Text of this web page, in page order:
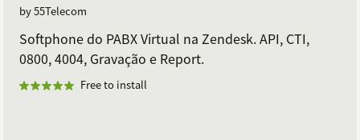
by 55Telecom
Softphone do PABX Virtual na Zendesk. API, CTI,
0800, 4004, Gravação e Report.
Free to install